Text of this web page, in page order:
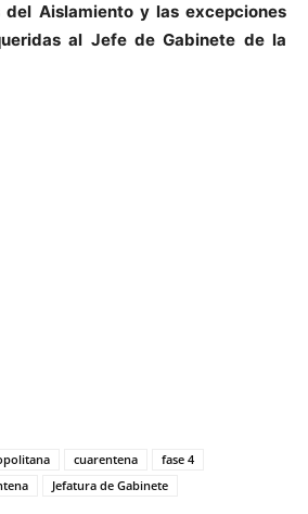
Aislamiento y las excepciones
al Jefe de Gabinete de la
cuarentena
fase 4
Jefatura de Gabinete